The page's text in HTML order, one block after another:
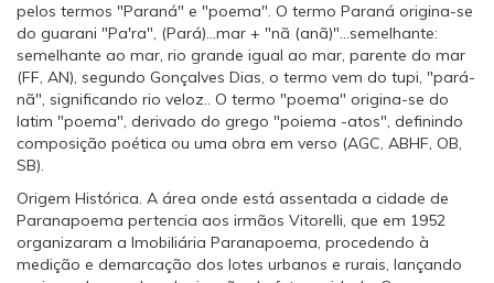
pelos termos "Paraná" e "poema". O termo Paraná origina-se
do guarani "Pa'ra", (Pará)...mar + "nã (anã)"...semelhante:
semelhante ao mar, rio grande igual ao mar, parente do mar
(FF, AN), segundo Gonçalves Dias, o termo vem do tupi, "pará-
nã", significando rio veloz.. O termo "poema" origina-se do
latim "poema", derivado do grego "poiema -atos", definindo
composição poética ou uma obra em verso (AGC, ABHF, OB,
SB).
Origem Histórica. A área onde está assentada a cidade de
Paranapoema pertencia aos irmãos Vitorelli, que em 1952
organizaram a Imobiliária Paranapoema, procedendo à
medição e demarcação dos lotes urbanos e rurais, lançando